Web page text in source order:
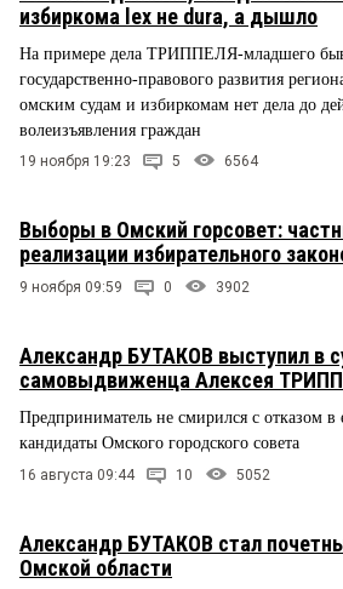
избиркома lex не dura, а дышло
На примере дела ТРИППЕЛЯ-младшего
государственно-правового развития
омским судам и избиркомам нет дела до
волеизъявления граждан
19 ноября 19:23 5 6564
Выборы в Омский горсовет:
реализации избирательного
9 ноября 09:59 0 3902
Александр БУТАКОВ выступил в
самовыдвиженца Алексея
Предприниматель не смирился с отказом в
кандидаты Омского городского совета
16 августа 09:44 10 5052
Александр БУТАКОВ стал
Омской области